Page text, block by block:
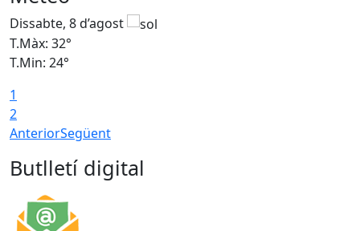
Dissabte, 8 d’agost
T.Màx: 32°
T.Min: 24°
1
2
AnteriorSegüent
Butlletí digital